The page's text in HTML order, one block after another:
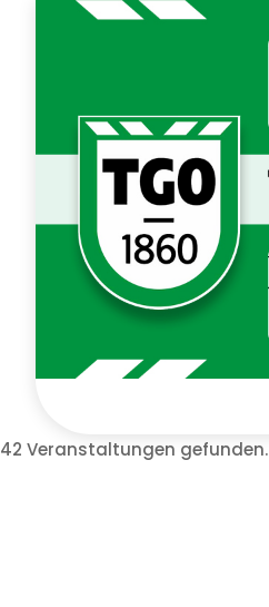
42 Veranstaltungen gefunden.